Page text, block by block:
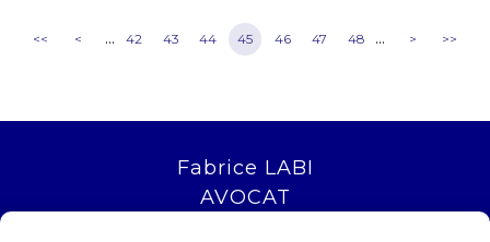
<< < ... 42 43 44 45 46 47 48 ... > >>
Fabrice LABI
AVOCAT